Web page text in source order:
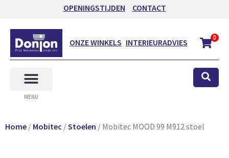
OPENINGSTIJDEN CONTACT
ONZE WINKELS INTERIEURADVIES 0
MENU
Home / Mobitec /Stoelen / Mobitec MOOD 99 M912 stoel